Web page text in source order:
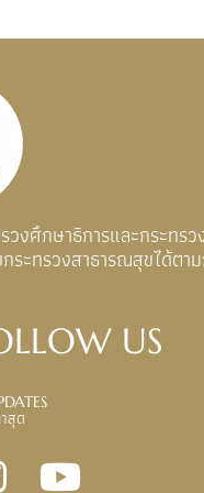
วงศึกษาธิการและกระทร
ระทรวงสาธารณสุขได้ตา
US
สุด